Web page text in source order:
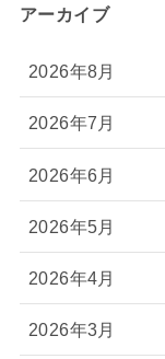
アーカイブ
2026年8月
2026年7月
2026年6月
2026年5月
2026年4月
2026年3月